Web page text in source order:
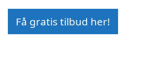
Få gratis tilbud her!